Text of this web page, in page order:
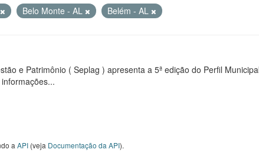
Belo Monte - AL Belém - AL
e Patrimônio ( Seplag ) apresenta a 5ª edição do Perfil
a API (veja Documentação da API).